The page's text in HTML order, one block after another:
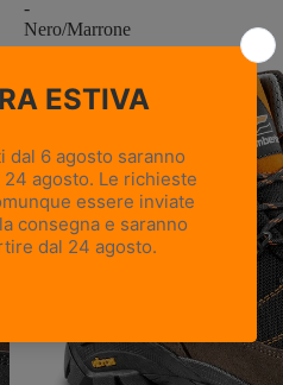
-
Nero/Marrone